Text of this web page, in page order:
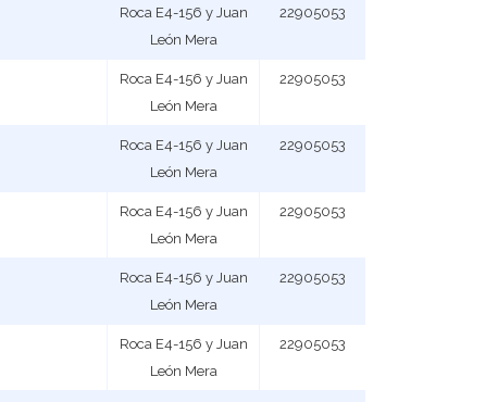
Roca E4-156 y Juan
León Mera
22905053
Roca E4-156 y Juan
León Mera
22905053
Roca E4-156 y Juan
León Mera
22905053
Roca E4-156 y Juan
León Mera
22905053
Roca E4-156 y Juan
León Mera
22905053
Roca E4-156 y Juan
León Mera
22905053